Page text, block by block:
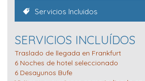
Servicios Incluidos
SERVICIOS INCLUÍDOS
Traslado de llegada en Frankfurt
6 Noches de hotel seleccionado
6 Desayunos Bufe